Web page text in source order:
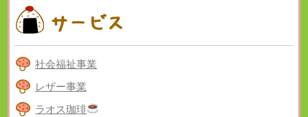
社会福祉事業
レザー事業
ラオス珈琲